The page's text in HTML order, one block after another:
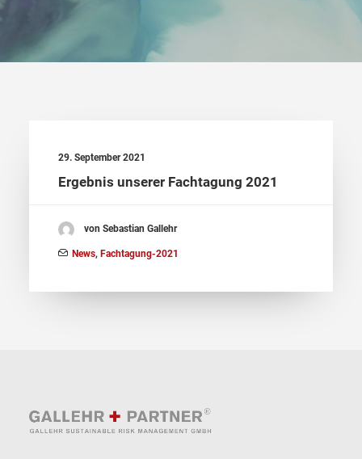
29. September 2021
Ergebnis unserer Fachtagung 2021
von Sebastian Gallehr
News, Fachtagung-2021